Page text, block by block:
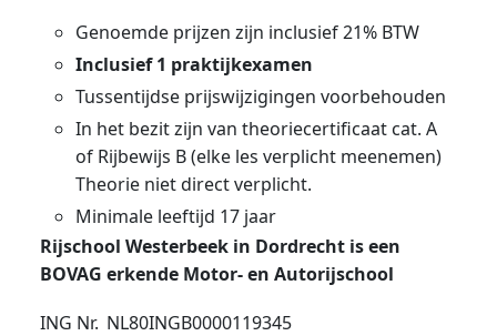
Genoemde prijzen zijn inclusief 21% BTW
Inclusief 1 praktijkexamen
Tussentijdse prijswijzigingen voorbehouden
In het bezit zijn van theoriecertificaat cat. A
of Rijbewijs B (elke les verplicht meenemen)
Theorie niet direct verplicht.
Minimale leeftijd 17 jaar
Rijschool Westerbeek in Dordrecht is een
BOVAG erkende Motor- en Autorijschool
ING Nr. NL80INGB0000119345